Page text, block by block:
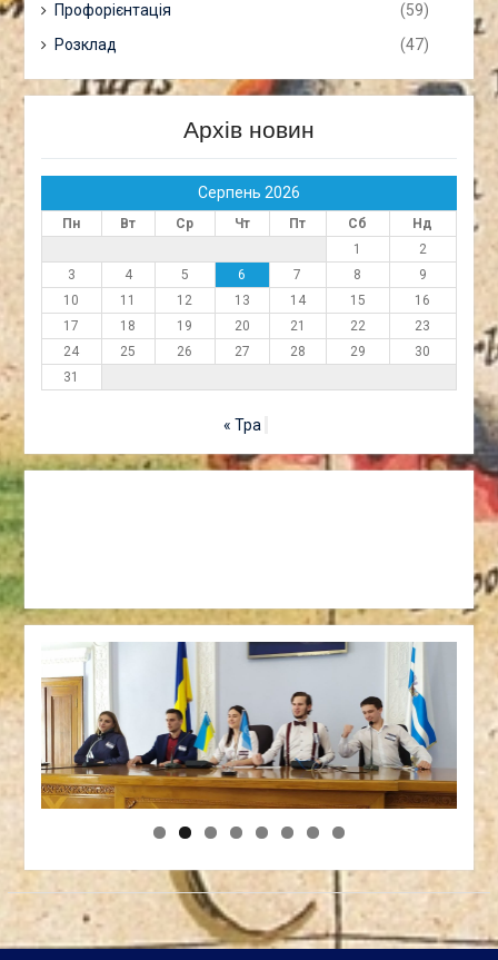
Профорієнтація
(59)
Розклад
(47)
Архів новин
Серпень 2026
Пн Вт Ср Чт Пт Сб
Нд
1
2
3
4 5 6 7 8
9
10
11 12 13 14 15
16
17
18 19 20 21 22
23
24
25 26 27 28 29
30
31
« Тра